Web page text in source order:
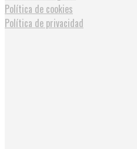
Política de cookies
Política de privacidad